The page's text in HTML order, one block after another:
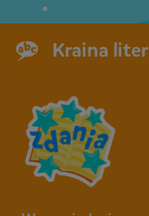
Kraina liter